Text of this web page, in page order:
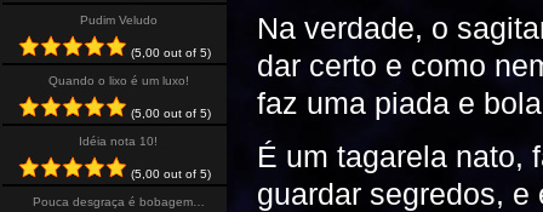
Na verdade, o
dar certo e como
faz uma piada e
É um tagarela nato,
guardar segredos,
Pudim Veludo
(5,00 out of 5)
Quando o lixo é um luxo!
(5,00 out of 5)
Idéia nota 10!
(5,00 out of 5)
Pouca desgraça é bobagem…